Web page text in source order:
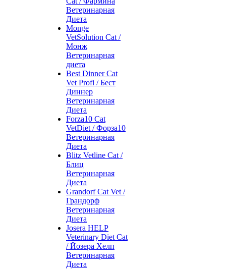
Ветеринарная
Диета
Monge
VetSolution Cat /
Монж
Ветеринарная
диета
Best Dinner Cat
Vet Profi / Бест
Диннер
Ветеринарная
Диета
Forza10 Cat
VetDiet / Форза10
Ветеринарная
Диета
Blitz Vetline Cat /
Блиц
Ветеринарная
Диета
Grandorf Cat Vet /
Грандорф
Ветеринарная
Диета
Josera HELP
Veterinary Diet Cat
/ Йозера Хелп
Ветеринарная
Диета